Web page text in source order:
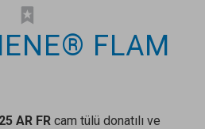
FLAM
AR FRcam tülü donatılı ve